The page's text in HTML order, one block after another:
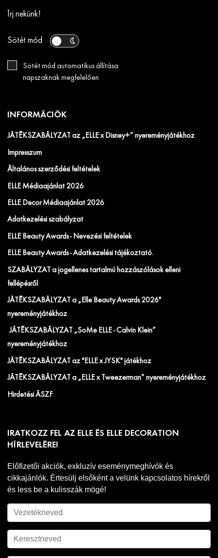
Írj nekünk!
Sötét mód
Sötét mód automatikus állítása
napszaknak megfelelően
INFORMÁCIÓK
JÁTÉKSZABÁLYZAT az „ELLE x Disney+” nyereményjátékhoz
Impresszum
Általános szerződési feltételek
ELLE Médiaajánlat 2026
ELLE Decor Médiaajánlat 2026
Adatkezelési szabályzat
ELLE Beauty Awards - Nevezési feltételek
ELLE Beauty Awards - Adatkezelési tájékoztató.
SZABÁLYZAT a jogellenes tartalmú hozzászólások elleni
fellépésről
JÁTÉKSZABÁLYZAT a „Elle Beauty Awards 2026"
nyereményjátékhoz
JÁTÉKSZABÁLYZAT „SoMe ELLE - Calvin Klein”
nyereményjátékhoz
JÁTÉKSZABÁLYZAT az "ELLE x JYSK" játékhoz
JÁTÉKSZABÁLYZAT a „ELLE x Tweezerman” nyereményjátékhoz
Hirdetési ÁSZF
IRATKOZZ FEL AZ ELLE ÉS ELLE DECORATION
HÍRLEVELÉRE!
Előfizetői akciók, exkluzív eseménymeghívók és
cikkajánlók. Értesülj elsőként a velünk kapcsolatos hírekről
és less be a kulisszák mögé!